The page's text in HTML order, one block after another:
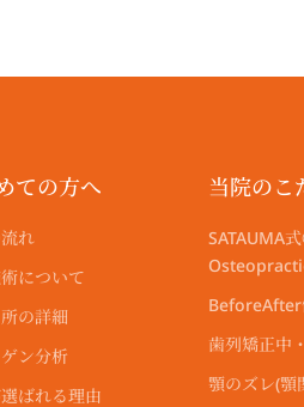
ての方へ
れ
について
の詳細
ン分析
ばれる理由
当院のこ
SATAUMA
歯列矯正中
顎のズレ(顎